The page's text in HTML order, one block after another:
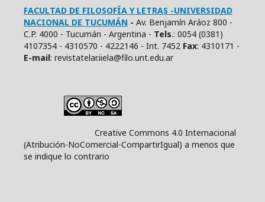
FACULTAD DE FILOSOFÍA Y LETRAS -UNIVERSIDAD
NACIONAL DE TUCUMÁN - Av. Benjamín Aráoz 800 -
C.P. 4000 - Tucumán - Argentina - Tels.: 0054 (0381)
4107354 - 4310570 - 4222146 - Int. 7452 Fax: 4310171 -
E-mail: revistatelar.iiela@filo.unt.edu.ar
Creative Commons 4.0 Internacional
(Atribución-NoComercial-CompartirIgual) a menos que
se indique lo contrario